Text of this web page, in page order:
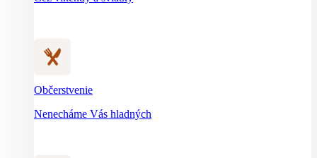
Občerstvenie
Nenecháme Vás hladných